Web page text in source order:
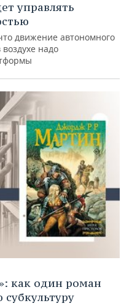
управлять
движение автономного
надо
как один роман